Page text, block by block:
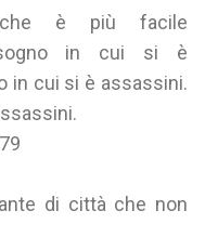
è più facile
sogno in cui si è
in cui si è assassini.
di città che non